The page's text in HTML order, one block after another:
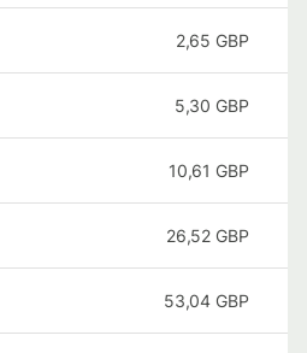
2,65 GBP
5,30 GBP
10,61 GBP
26,52 GBP
53,04 GBP